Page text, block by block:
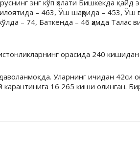
энг кўп ҳолати Бишкекда
– 463, Ўш шаҳрида – 453, Ўш
– 74, Баткенда – 46 ҳамда Талас
орасида 240
Уларнинг ичидан 42си
16 265 киши олинган. Бир